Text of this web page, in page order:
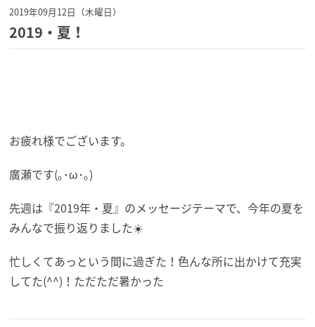
2019年09月12日（木曜日）
2019・夏！
お疲れ様でございます。
廣瀬です(｡･ω･｡)
先週は『2019年・夏』のメッセージテーマで、今年の夏を
みんなで振り返りました☀️
忙しくてあっという間に過ぎた！色んな所に出かけて充実
してた(^^)！ただただ暑かった